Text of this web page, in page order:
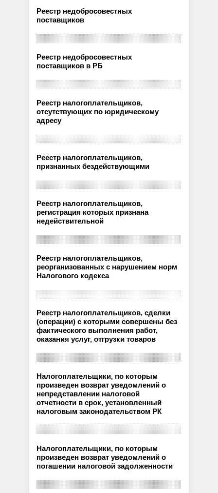
Реестр недобросовестных
поставщиков
Реестр недобросовестных
поставщиков в РБ
Реестр налогоплательщиков,
отсутствующих по юридическому
адресу
Реестр налогоплательщиков,
признанных бездействующими
Реестр налогоплательщиков,
регистрация которых признана
недействительной
Реестр налогоплательщиков,
реорганизованных с нарушением норм
Налогового кодекса
Реестр налогоплательщиков, сделки
(операции) с которыми совершены без
фактического выполнения работ,
оказания услуг, отгрузки товаров
Налогоплательщики, по которым
произведен возврат уведомлений о
непредставлении налоговой
отчетности в срок, установленный
налоговым законодательством РК
Налогоплательщики, по которым
произведен возврат уведомлений о
погашении налоговой задолженности